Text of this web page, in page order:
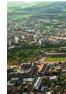
այցելելուց․
06.08.2026
ՌԴ–ն ՀՀ–ից
ստացել.
06.08.2026